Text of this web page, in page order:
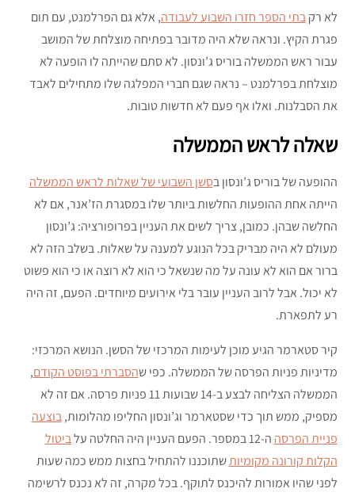
לא רקבתי הספר חזרו השבוע לעבודה, אלא גם הפרלמנט, עם תום
פגרת הקיץ. ונראה שלא היה מדובר בפתיחה מוצלחת של המושב
עבור ראש הממשלה בוריס ג’ונסון. לא סתם שהייתה לו הופעה לא
מוצלחת בפרלמנט – נראה שגם חברי המפלגה שלו מתחילים לאבד
את הסבלנות. ואלו אף פעם לא חדשות טובות.
שאלה לראש הממשלה
ההופעה של בוריס ג’ונסון בסשן השבועי של שאלות לראש הממשלה
הייתה אחת ההופעות החלשות ביותר שלו במסגרת הז’אנר, אם לא
החלשה שבהן. כמובן, צריך לשים את העניין בפרופורציה: ג’ונסון
מעולם לא היה מבריק בכל הנוגע למענה על שאלות. בשלב הזה לא
ברור אם הוא לא עונה על מה שנשאל כי הוא לא רוצה או כי הוא פשוט
לא יכול. אבל לרוב העניין עובר בלי אירועים מיוחדים. הפעם, זה היה
רע לתפארת.
קיר סטארמר הגיע מוכן לעימות המרכזי של הסשן. הנושא המרכזי:
מדיניות פניות הפרסה של הממשלה. כפי שהסברתי בפוסט הקודם,
הממשלה הצליחה לבצע ב-14 שבועות 11 פניות פרסה. אם זה לא
מספיק, ממש תוך כדי שסטארמר וג’ונסון החליפו מהלומות,בוצעה
פניית הפרסה ה-12 במספר. הפעם העניין היה החלטה על
ביטול
הקלות קורונה מקומיותשתוכננו להתחיל בחצות ממש כמה שעות
לפני שהיו אמורות להיכנס לתוקף. בכל מקרה, זה לא נכנס לרשימה